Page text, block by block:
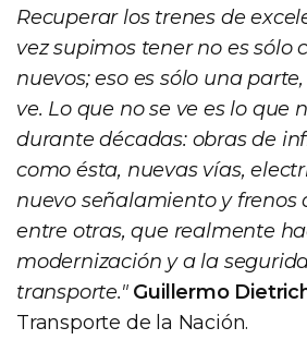
Recuperar los trenes de
vez supimos tener no es sólo
nuevos; eso es sólo una
ve. Lo que no se ve es lo que
durante décadas: obras de
como ésta, nuevas vías,
nuevo señalamiento y frenos
entre otras, que realmente
modernización y a la
transporte." Guillermo
Transporte de la Nación.